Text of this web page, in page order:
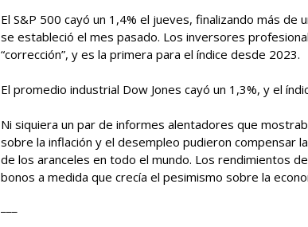
El S&P 500 cayó un 1,4% el jueves, finalizando más
se estableció el mes pasado. Los inversores
“corrección”, y es la primera para el índice desde 2023.
El promedio industrial Dow Jones cayó un 1,3%, y el
Ni siquiera un par de informes alentadores que
sobre la inflación y el desempleo pudieron compensar
de los aranceles en todo el mundo. Los rendimientos
bonos a medida que crecía el pesimismo sobre la